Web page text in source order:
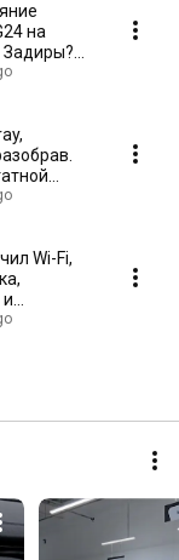
на
Задиры?
Wi-Fi,
apk